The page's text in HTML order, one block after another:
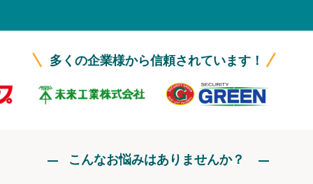
ログイン
多くの企業様から信頼されています！
こんなお悩みはありませんか？